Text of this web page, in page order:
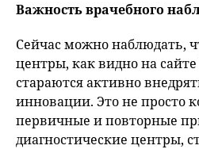
Важность врачебного
Сейчас можно наблюдать,
центры, как видно на сайте
стараются активно
инновации. Это не просто
первичные и повторные
диагностические центры,